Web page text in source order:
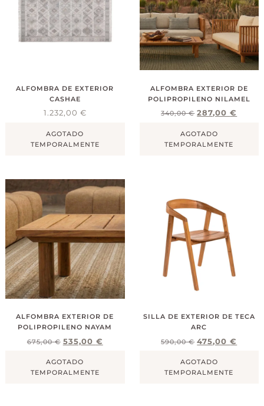
ALFOMBRA DE EXTERIOR
CASHAE
1.232,00 €
AGOTADO
TEMPORALMENTE
ALFOMBRA EXTERIOR DE
POLIPROPILENO NILAMEL
340,00€ 287,00€
AGOTADO
TEMPORALMENTE
ALFOMBRA EXTERIOR DE
POLIPROPILENO NAYAM
675,00€ 535,00 €
AGOTADO
TEMPORALMENTE
SILLA DE EXTERIOR DE TECA
ARC
590,00€ 475,00€
AGOTADO
TEMPORALMENTE